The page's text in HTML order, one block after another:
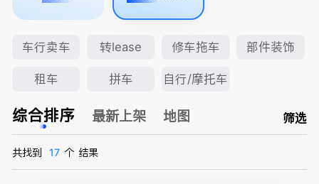
车行卖车 转lease 修车拖车 部件装饰
租车 拼车 自行/摩托车
综合排序 最新上架 地图 筛选
共找到 17 个 结果